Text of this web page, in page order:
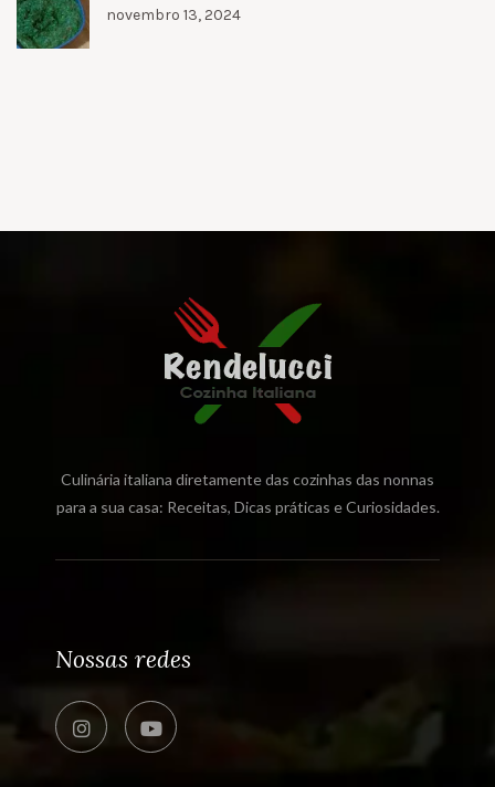
novembro 13, 2024
Culinária italiana diretamente das cozinhas das nonnas
para a sua casa: Receitas, Dicas práticas e Curiosidades.
Nossas redes